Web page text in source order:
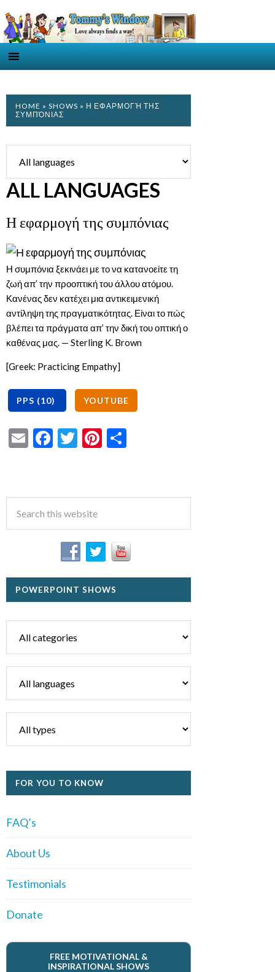
HOME » SHOWS » Η ΕΦΑΡΜΟΓΉ ΤΗΣ
ΣΥΜΠΌΝΙΑΣ
ALL LANGUAGES
Η εφαρμογή της συμπόνιας
Η συμπόνια ξεκινάει με το να κατανοείτε τη
ζωή απ’ την προοπτική του άλλου ατόμου.
Κανένας δεν κατέχει μια αντικειμενική
αντίληψη της πραγματικότητας. Είναι το πώς
βλέπει τα πράγματα απ’ την δική του οπτική ο
καθένας μας. — Sterling K. Brown
[Greek: Practicing Empathy]
EmailFacebook
TwitterPinterest
POWERPOINT SHOWS
FOR YOU TO KNOW
FAQ’s
About Us
Testimonials
Donate
FREE MOTIVATIONAL &
INSPIRATIONAL SHOWS